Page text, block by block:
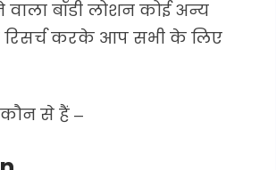
बॉडी लोशन कोई अन्य
रिसर्च करके आप सभी के लिए
से हैं –